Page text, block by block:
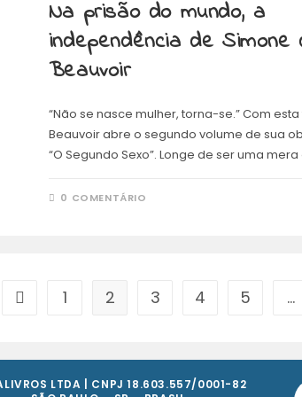
Na prisão do mundo, a
independência de Simone
Beauvoir
“Não se nasce mulher, torna-se.” Com
Beauvoir abre o segundo volume de sua
“O Segundo Sexo”. Longe de ser uma
0 COMENTÁRIO
1 2 3 4 5 …
LTDA | CNPJ 18.603.557/0001-82